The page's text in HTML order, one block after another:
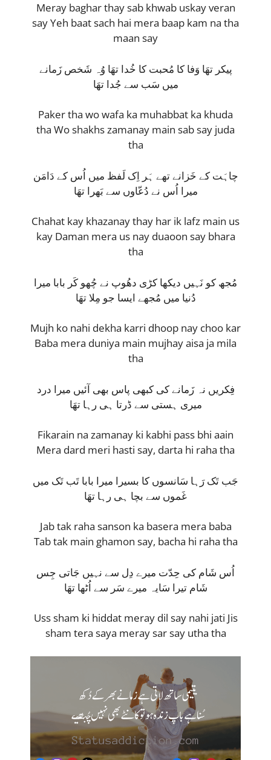
Meray baghar thay sab khwab uskay veran
say Yeh baat sach hai mera baap kam na tha
maan say
پیکر تھَا وَفا کا مُحبت کا خُدا تھَا وُہ شَخص زَمانے
میں سَب سے جُدا تھَا
Paker tha wo wafa ka muhabbat ka khuda
tha Wo shakhs zamanay main sab say juda
tha
چاہَت کے خَزانے تھے ہَر اِک لَفظ میں اُس کے دَامَن
میرا اُس نے دُعّاوں سے بَھرا تھَا
Chahat kay khazanay thay har ik lafz main us
kay Daman mera us nay duaoon say bhara
tha
مُجھ کو نَہیں دیکھا کڑی دھُوپ نے چُھو کَر بابا میرا
دُنیا میں مُجھے ایسا جو مِلا تھَا
Mujh ko nahi dekha karri dhoop nay choo kar
Baba mera duniya main mujhay aisa ja mila
tha
فِکریں نہ زَمانے کی کبھی پاس بھی آئیں میرا درد
میری ہستی سے ڈرتا ہی رہا تھَا
Fikarain na zamanay ki kabhi pass bhi aain
Mera dard meri hasti say, darta hi raha tha
جَب تَک رَہا سَانسوں کا بسیرا میرا بابا تَب تَک میں
غَموں سے بچا ہی رہا تھَا
Jab tak raha sanson ka basera mera baba
Tab tak main ghamon say, bacha hi raha tha
اُس شَام کی حِدّت میرے دِل سے نہیں جَاتی جِس
شَام تیرا سَایہ میرے سَر سے اُٹھا تھَا
Uss sham ki hiddat meray dil say nahi jati Jis
sham tera saya meray sar say utha tha